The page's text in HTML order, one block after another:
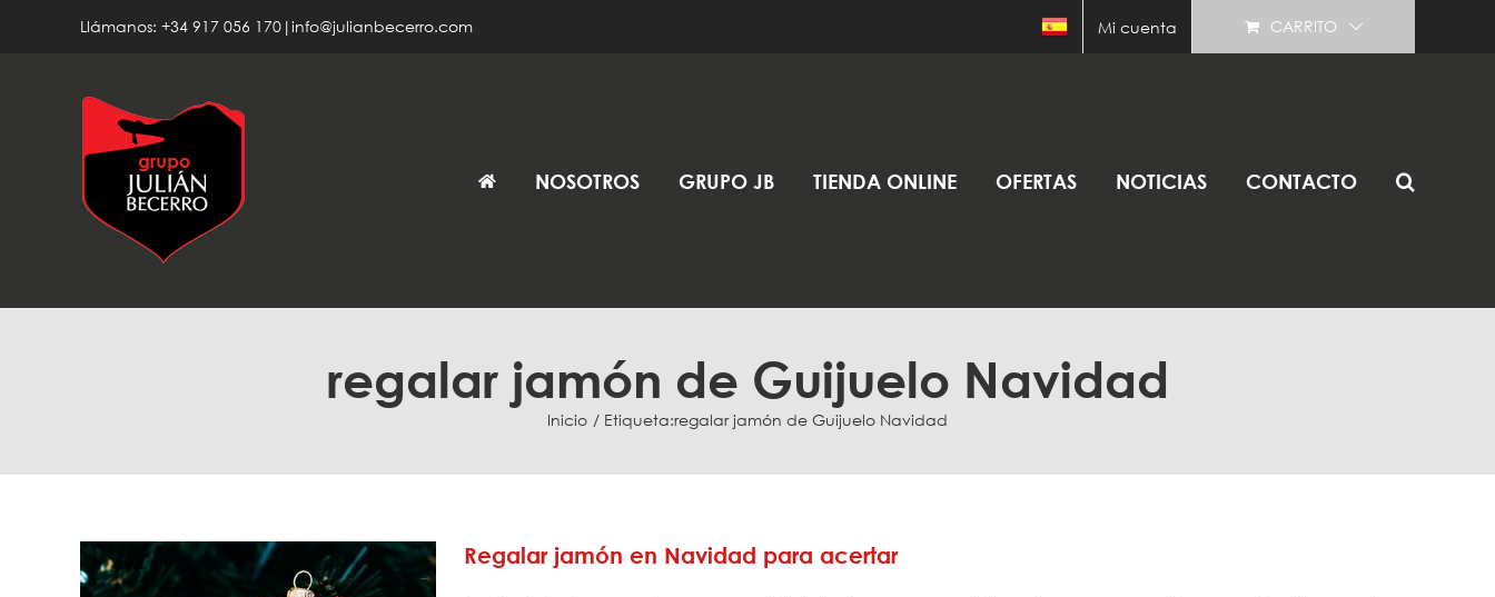
Llámanos: +34 917 056 170|info@julianbecerro.com Mi cuenta CARRITO
NOSOTROS GRUPO JB TIENDA ONLINE OFERTAS NOTICIAS CONTACTO
regalar jamón de Guijuelo Navidad
Inicio Etiqueta:regalar jamón de Guijuelo Navidad
Regalar jamón en Navidad para acertar